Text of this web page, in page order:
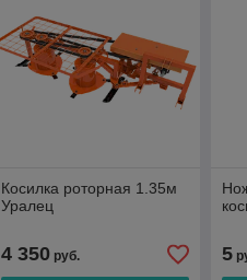
Косилка роторная 1.35м
Уралец
4 350руб. 5